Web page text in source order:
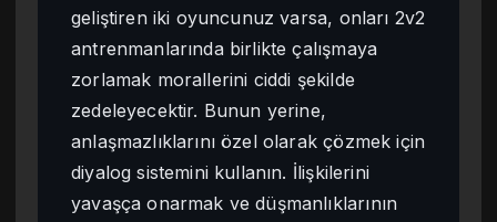
geliştiren iki oyuncunuz varsa, onları 2v2
antrenmanlarında birlikte çalışmaya
zorlamak morallerini ciddi şekilde
zedeleyecektir. Bunun yerine,
anlaşmazlıklarını özel olarak çözmek için
diyalog sistemini kullanın. İlişkilerini
yavaşça onarmak ve düşmanlıklarının